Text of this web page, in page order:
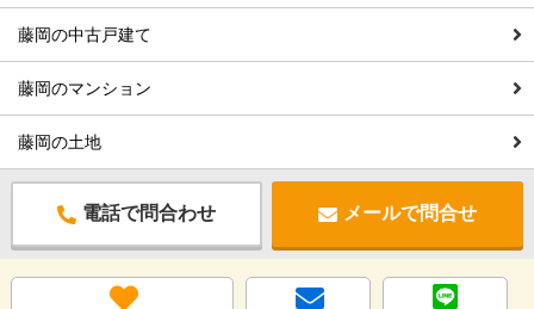
藤岡の中古戸建て
藤岡のマンション
藤岡の土地
電話で問合わせ メールで問合せ